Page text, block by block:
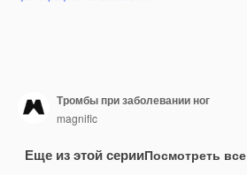
Тромбы при заболевании ног
magnific
Еще из этой серииПосмотреть все